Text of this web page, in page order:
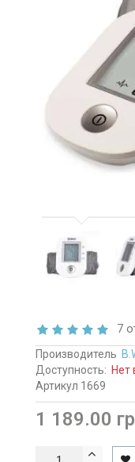
7
Производитель
Доступность: Нет
Артикул 1669
1 189.00